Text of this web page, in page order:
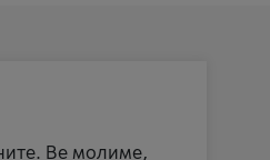
Ве молиме,